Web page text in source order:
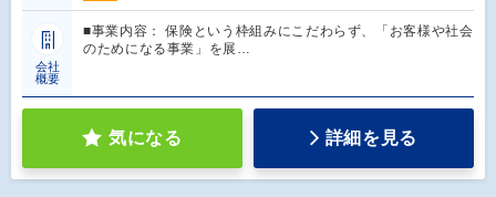
会社
概要
■事業内容： 保険という枠組みにこだわらず、「お客様や社会
のためになる事業」を展…
気になる 詳細を見る